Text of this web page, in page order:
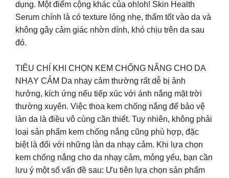
dụng. Một điểm cộng khác của oh!oh! Skin Health
Serum chính là có texture lỏng nhẹ, thấm tốt vào da và
không gây cảm giác nhờn dính, khó chịu trên da sau
đó.
TIÊU CHÍ KHI CHỌN KEM CHỐNG NẮNG CHO DA
NHẠY CẢM Da nhạy cảm thường rất dễ bị ảnh
hưởng, kích ứng nếu tiếp xúc với ánh nắng mặt trời
thường xuyên. Việc thoa kem chống nắng để bảo vệ
làn da là điều vô cùng cần thiết. Tuy nhiên, không phải
loại sản phẩm kem chống nắng cũng phù hợp, đặc
biệt là đối với những làn da nhạy cảm. Khi lựa chọn
kem chống nắng cho da nhạy cảm, mỏng yếu, bạn cần
lưu ý một số vấn đề sau: Ưu tiên lựa chọn sản phẩm